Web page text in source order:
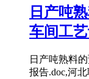
日产吨
车间工
日产吨熟料
报告.doc,河